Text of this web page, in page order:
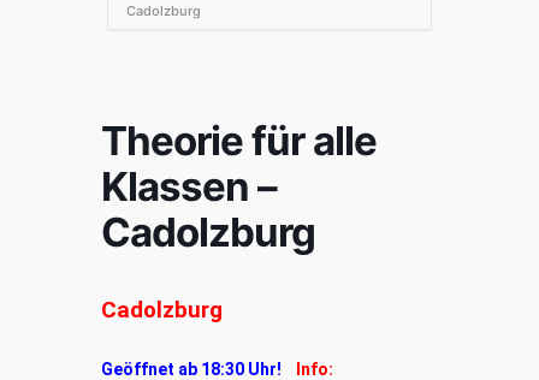
Cadolzburg
Theorie für alle
Klassen –
Cadolzburg
Cadolzburg
Geöffnet ab 18:30 Uhr!
Info: